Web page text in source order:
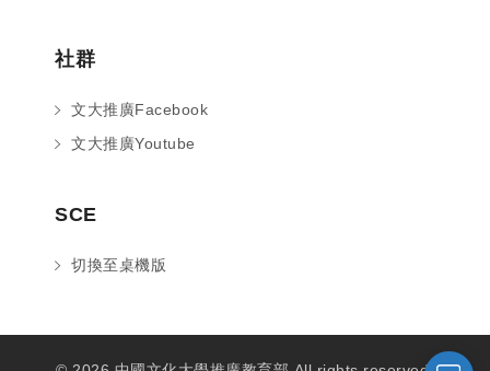
社群
文大推廣Facebook
文大推廣Youtube
SCE
切換至桌機版